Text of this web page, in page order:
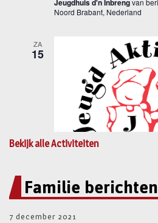
Bekijk alle Activiteiten
Familie berichten
7 december 2021